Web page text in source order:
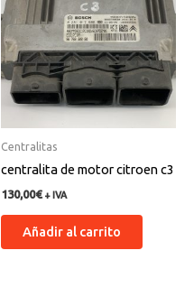
Centralitas
centralita de motor citroen c3
130,00€ + IVA
Añadir al carrito